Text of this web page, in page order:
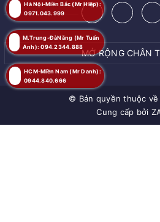
MỞ RỘNG CHÂN
© Bản quyền thuộc về
Cung cấp bởi
HCM-Miền Nam (Mr Danh):
0944.840.666
Hà Nội-Miền Bắc (Mr Hiệp):
0971.043.999
M.Trung-ĐàNẵng (Mr Tuấn
Anh): 094.2344.888